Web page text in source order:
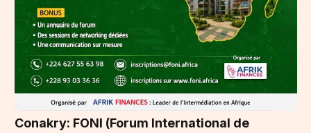
Conakry: FONI (Forum International de